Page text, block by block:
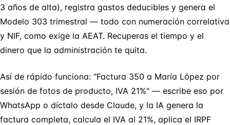
3 años de alta), registra gastos deducibles y genera el
Modelo 303 trimestral — todo con numeración correlativa
y NIF, como exige la AEAT. Recuperas el tiempo y el
dinero que la administración te quita.
Así de rápido funciona: "Factura 350 a María López por
sesión de fotos de producto, IVA 21%" — escribe eso por
WhatsApp o díctalo desde Claude, y la IA genera la
factura completa, calcula el IVA al 21%, aplica el IRPF